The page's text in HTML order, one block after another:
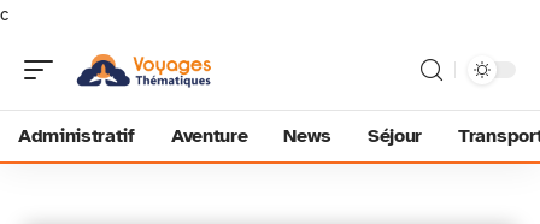
c
Administratif Aventure News Séjour